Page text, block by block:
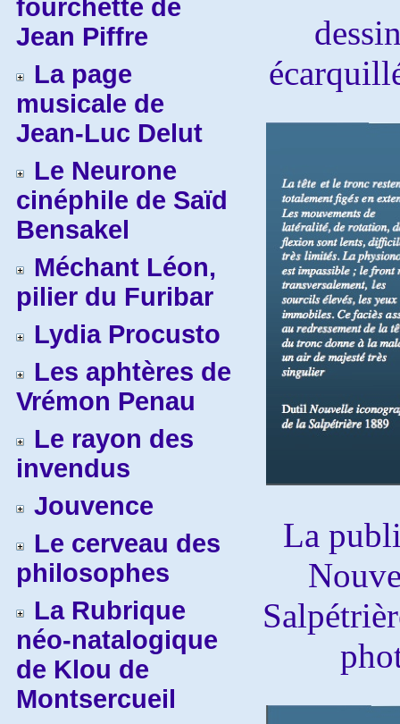
fourchette de
Jean Piffre
La page
musicale de
Jean-Luc Delut
Le Neurone
cinéphile de Saïd
Bensakel
Méchant Léon,
pilier du Furibar
Lydia Procusto
Les aphtères de
Vrémon Penau
Le rayon des
invendus
Jouvence
Le cerveau des
philosophes
La Rubrique
néo-natalogique
de Klou de
Montsercueil
La